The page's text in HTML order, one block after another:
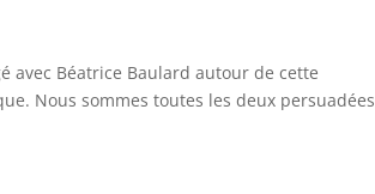
avec Béatrice Baulard autour de cette
Nous sommes toutes les deux persuadées